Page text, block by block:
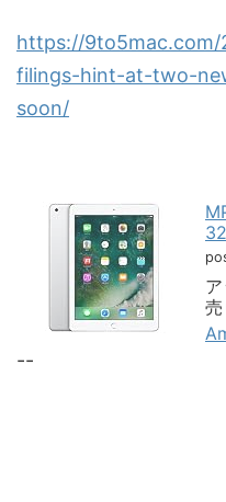
https://9to5mac.com/
filings-hint-at-two-
soon/
--